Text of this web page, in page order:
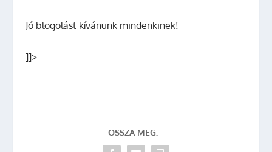
Jó blogolást kívánunk mindenkinek!
]]>
OSSZA MEG: